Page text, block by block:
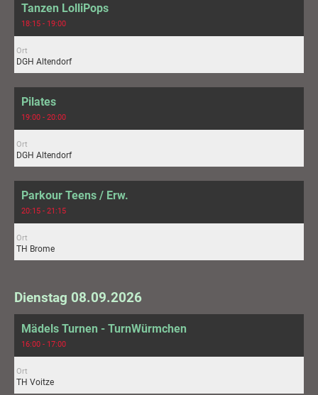
Tanzen LolliPops
18:15 - 19:00
Ort
DGH Altendorf
Pilates
19:00 - 20:00
Ort
DGH Altendorf
Parkour Teens / Erw.
20:15 - 21:15
Ort
TH Brome
Dienstag 08.09.2026
Mädels Turnen - TurnWürmchen
16:00 - 17:00
Ort
TH Voitze